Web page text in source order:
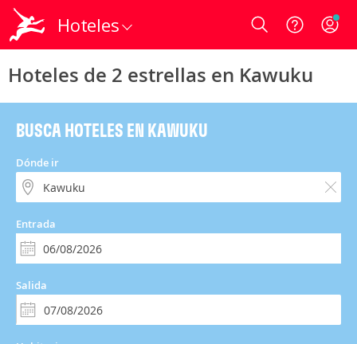
Hoteles Login
Hoteles de 2 estrellas en Kawuku
BUSCA HOTELES EN KAWUKU
Dónde ir
Entrada
Salida